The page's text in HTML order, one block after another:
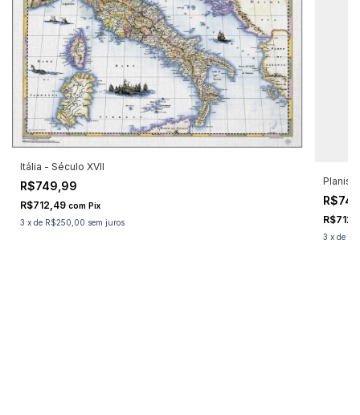
Itália - Século XVII
R$749,99
R$712,49 com Pix
3 x de R$250,00 sem juros
3 x de